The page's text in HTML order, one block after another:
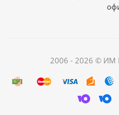
2006 - 2026 © ИМ